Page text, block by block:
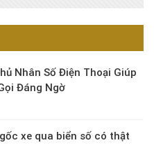
Nhân Số Điện Thoại Giúp
Đáng Ngờ
xe qua biển số có thật